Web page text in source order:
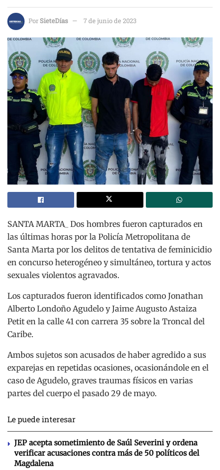
PorSieteDías 7 de junio de 2023
SANTA MARTA_ Dos hombres fueron capturados en
las últimas horas por la Policía Metropolitana de
Santa Marta por los delitos de tentativa de feminicidio
en concurso heterogéneo y simultáneo, tortura y actos
sexuales violentos agravados.
Los capturados fueron identificados como Jonathan
Alberto Londoño Agudelo y Jaime Augusto Astaiza
Petit en la calle 41 con carrera 35 sobre la Troncal del
Caribe.
Ambos sujetos son acusados de haber agredido a sus
exparejas en repetidas ocasiones, ocasionándole en el
caso de Agudelo, graves traumas físicos en varias
partes del cuerpo el pasado 29 de mayo.
Le puede interesar
JEP acepta sometimiento de Saúl Severini y ordena
verificar acusaciones contra más de 50 políticos del
Magdalena